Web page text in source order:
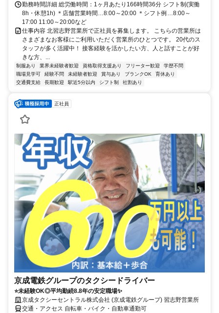
勤務時間詳細 総労働時間：1ヶ月あたり166時間36分 シフト制(実働
8h・休憩1h) ＊店舗営業時間…8:00～20:00 ＊シフト例…8:00～
17:00 11:00～20:00など
仕事内容 北習志野営業所で正社員を募集します。 こちらの営業所は
さまざまなお客様にご利用いただく営業所のひとつです。 20代のス
タッフが多く活躍中！ 接客経験を活かしたい方、人と話すことが好
きな方、...
制服あり 業界未経験者歓迎 資格取得支援あり フリーター歓迎
学歴不問
職場見学可
経験不問 未経験者歓迎 賞与あり ブランクOK
育休あり
交通費支給
長期歓迎 駅近5分以内 シフト制 社割あり
正社員
京成電鉄グループのタクシードライバー
⭐未経験OK◎平均勤続8.8年の安定職場✨
京成タクシーセントラル株式会社 (京成電鉄グループ) 習志野営業所
交通・アクセス 自転車・バイク・自動車通勤可